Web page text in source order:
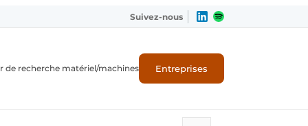
Suivez-nous
de recherche matériel/machines Entreprises